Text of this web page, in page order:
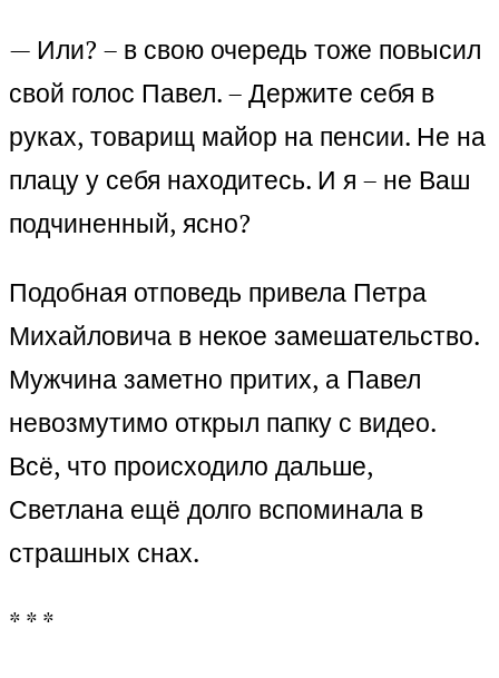
— Или? – в свою очередь тоже повысил
свой голос Павел. – Держите себя в
руках, товарищ майор на пенсии. Не на
плацу у себя находитесь. И я – не Ваш
подчиненный, ясно?
Подобная отповедь привела Петра
Михайловича в некое замешательство.
Мужчина заметно притих, а Павел
невозмутимо открыл папку с видео.
Всё, что происходило дальше,
Светлана ещё долго вспоминала в
страшных снах.
* * *